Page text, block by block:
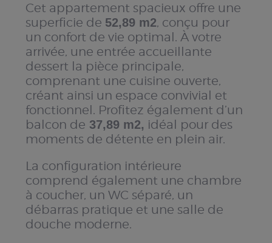
Cet appartement spacieux offre une
superficie de 52,89 m2, conçu pour
un confort de vie optimal. À votre
arrivée, une entrée accueillante
dessert la pièce principale,
comprenant une cuisine ouverte,
créant ainsi un espace convivial et
fonctionnel. Profitez également d’un
balcon de 37,89 m2, idéal pour des
moments de détente en plein air.
La configuration intérieure
comprend également une chambre
à coucher, un WC séparé, un
débarras pratique et une salle de
douche moderne.